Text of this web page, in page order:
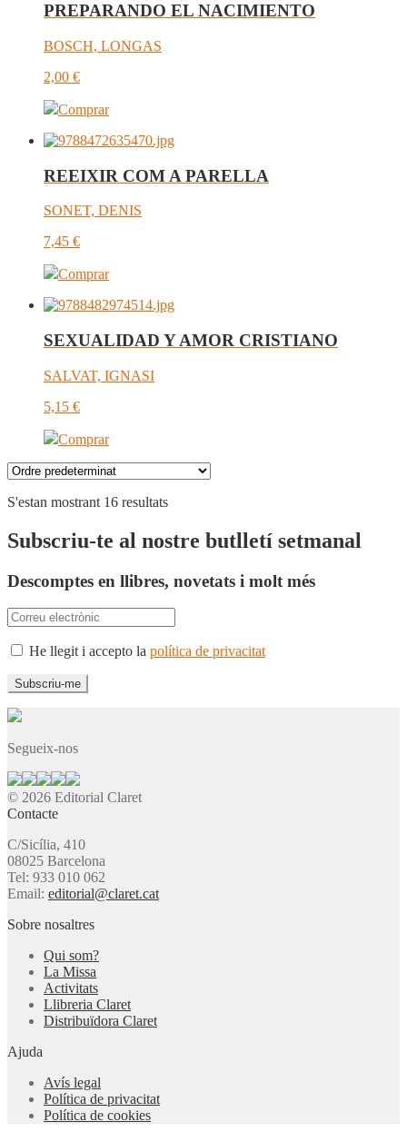
PREPARANDO EL NACIMIENTO
BOSCH, LONGAS
2,00 €
Comprar
REEIXIR COM A PARELLA
SONET, DENIS
7,45 €
Comprar
SEXUALIDAD Y AMOR CRISTIANO
SALVAT, IGNASI
5,15 €
Comprar
S'estan mostrant 16 resultats
Subscriu-te al nostre butlletí setmanal
Descomptes en llibres, novetats i molt més
He llegit i accepto la política de privacitat
Segueix-nos
© 2026 Editorial Claret
Contacte
C/Sicília, 410
08025 Barcelona
Tel: 933 010 062
Email: editorial@claret.cat
Sobre nosaltres
Qui som?
La Missa
Activitats
Llibreria Claret
Distribuïdora Claret
Ajuda
Avís legal
Política de privacitat
Política de cookies